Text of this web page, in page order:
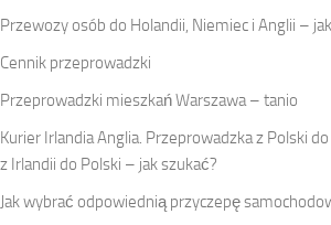
Przewozy osób do Holandii, Niemiec i Anglii –
Cennik przeprowadzki
Przeprowadzki mieszkań Warszawa – tanio
Kurier Irlandia Anglia. Przeprowadzka z Polski
z Irlandii do Polski – jak szukać?
Jak wybrać odpowiednią przyczepę